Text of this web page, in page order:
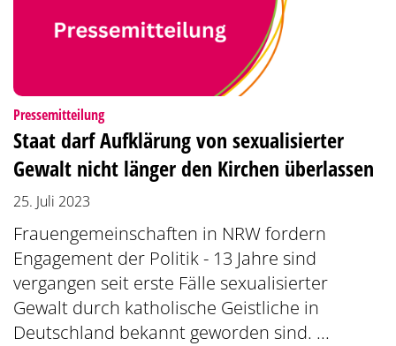
Pressemitteilung:
Staat darf Aufklärung von sexualisierter
Gewalt nicht länger den Kirchen überlassen
25. Juli 2023
Frauengemeinschaften in NRW fordern
Engagement der Politik - 13 Jahre sind
vergangen seit erste Fälle sexualisierter
Gewalt durch katholische Geistliche in
Deutschland bekannt geworden sind. ...